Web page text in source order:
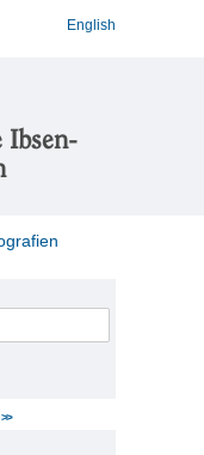
English
Ibsen-
>>